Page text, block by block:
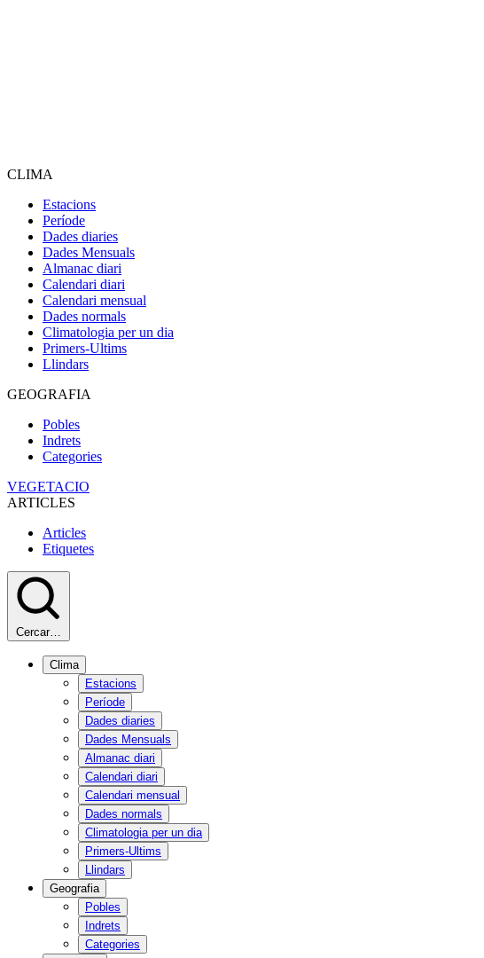
CLIMA
Estacions
Període
Dades diaries
Dades Mensuals
Almanac diari
Calendari diari
Calendari mensual
Dades normals
Climatologia per un dia
Primers-Ultims
Llindars
GEOGRAFIA
Pobles
Indrets
Categories
VEGETACIO
ARTICLES
Articles
Etiquetes
Cercar…
Clima
Estacions
Període
Dades diaries
Dades Mensuals
Almanac diari
Calendari diari
Calendari mensual
Dades normals
Climatologia per un dia
Primers-Ultims
Llindars
Geografia
Pobles
Indrets
Categories